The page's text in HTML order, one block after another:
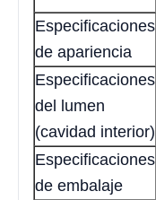
Especificaciones
de apariencia
Especificaciones
del lumen
(cavidad interior)
Especificaciones
de embalaje